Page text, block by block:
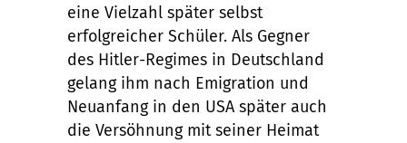
eine Vielzahl später selbst
erfolgreicher Schüler. Als Gegner
des Hitler-Regimes in Deutschland
gelang ihm nach Emigration und
Neuanfang in den USA später auch
die Versöhnung mit seiner Heimat